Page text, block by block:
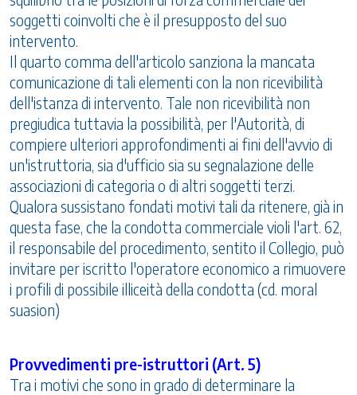
soggetti coinvolti che è il presupposto del suo
intervento.
Il quarto comma dell'articolo sanziona la mancata
comunicazione di tali elementi con la non ricevibilità
dell'istanza di intervento. Tale non ricevibilità non
pregiudica tuttavia la possibilità, per l'Autorità, di
compiere ulteriori approfondimenti ai fini dell'avvio di
un'istruttoria, sia d'ufficio sia su segnalazione delle
associazioni di categoria o di altri soggetti terzi.
Qualora sussistano fondati motivi tali da ritenere, già in
questa fase, che la condotta commerciale violi l'art. 62,
il responsabile del procedimento, sentito il Collegio, può
invitare per iscritto l'operatore economico a rimuovere
i profili di possibile illiceità della condotta (cd. moral
suasion)
Provvedimenti pre-istruttori (Art. 5)
Tra i motivi che sono in grado di determinare la